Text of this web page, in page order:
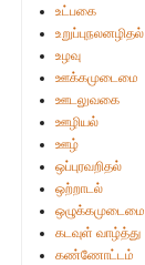
உட்பகை
உறுப்புநலனழிதல்
உழவு
ஊக்கமுடைமை
ஊடலுவகை
ஊழியல்
ஊழ்
ஒப்புரவறிதல்
ஒற்றாடல்
ஒழுக்கமுடைமை
கடவுள் வாழ்த்து
கண்ணோட்டம்